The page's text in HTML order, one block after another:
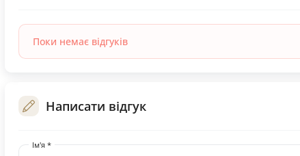
Поки немає відгуків
Написати відгук
Ім'я *